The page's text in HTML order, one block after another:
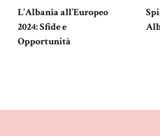
L’Albania all’Europeo
2024: Sfide e
Opportunità